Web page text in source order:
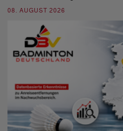
08. AUGUST 2026